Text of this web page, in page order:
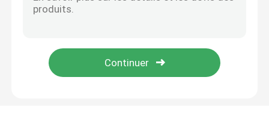
Positionneurs patients de gel